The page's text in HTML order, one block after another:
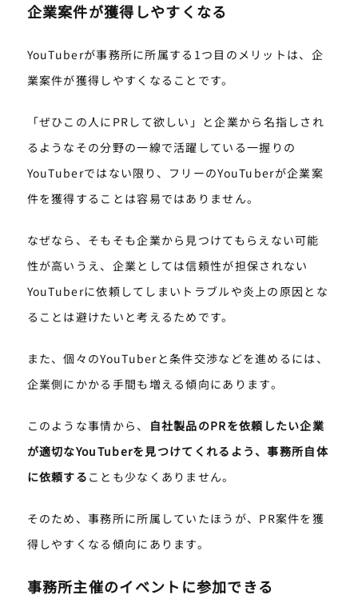
企業案件が獲得しやすくなる
YouTuberが事務所に所属する1つ目のメリットは、企
業案件が獲得しやすくなることです。
「ぜひこの人にPRして欲しい」と企業から名指しされ
るようなその分野の一線で活躍している一握りの
YouTuberではない限り、フリーのYouTuberが企業案
件を獲得することは容易ではありません。
なぜなら、そもそも企業から見つけてもらえない可能
性が高いうえ、企業としては信頼性が担保されない
YouTuberに依頼してしまいトラブルや炎上の原因とな
ることは避けたいと考えるためです。
また、個々のYouTuberと条件交渉などを進めるには、
企業側にかかる手間も増える傾向にあります。
このような事情から、
自社製品のPRを依頼したい企業
が適切なYouTuberを見つけてくれるよう、事務所自体
に依頼する ことも少なくありません。
そのため、事務所に所属していたほうが、PR案件を獲
得しやすくなる傾向にあります。
事務所主催のイベントに参加できる